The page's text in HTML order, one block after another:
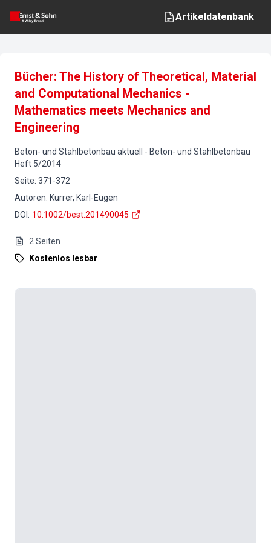
Artikeldatenbank
Bücher: The History of Theoretical, Material
and Computational Mechanics -
Mathematics meets Mechanics and
Engineering
Beton- und Stahlbetonbau aktuell - Beton- und Stahlbetonbau
Heft 5/2014
Seite: 371-372
Autoren: Kurrer, Karl-Eugen
DOI : 10.1002/best.201490045
2 Seiten
Kostenlos lesbar